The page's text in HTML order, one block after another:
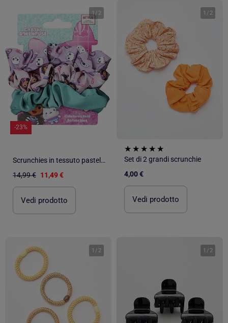
1 / 2
-23%
Scrunchies in tessuto pastello per bambini Gabby: lotto da 3
14,99 € 11,49 €
Vedi prodotto
1 / 2
Set di 2 grandi scrunchie
4,00 €
Vedi prodotto
1 / 2 1 / 2